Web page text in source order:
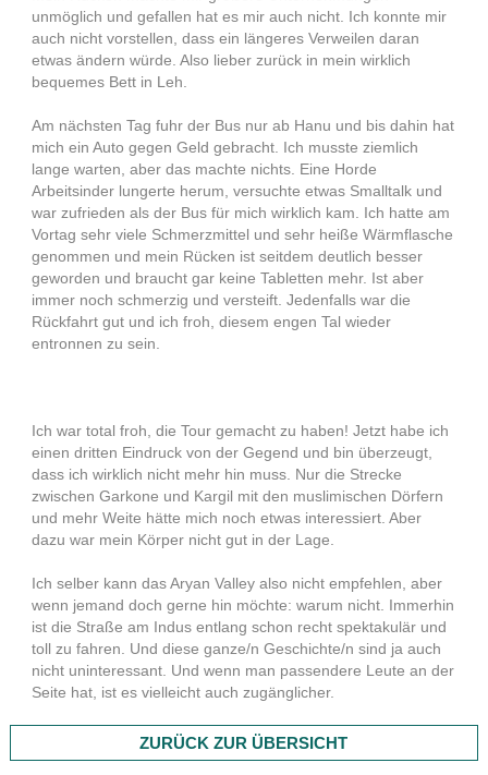
unmöglich und gefallen hat es mir auch nicht. Ich konnte mir
auch nicht vorstellen, dass ein längeres Verweilen daran
etwas ändern würde. Also lieber zurück in mein wirklich
bequemes Bett in Leh.
Am nächsten Tag fuhr der Bus nur ab Hanu und bis dahin hat
mich ein Auto gegen Geld gebracht. Ich musste ziemlich
lange warten, aber das machte nichts. Eine Horde
Arbeitsinder lungerte herum, versuchte etwas Smalltalk und
war zufrieden als der Bus für mich wirklich kam. Ich hatte am
Vortag sehr viele Schmerzmittel und sehr heiße Wärmflasche
genommen und mein Rücken ist seitdem deutlich besser
geworden und braucht gar keine Tabletten mehr. Ist aber
immer noch schmerzig und versteift. Jedenfalls war die
Rückfahrt gut und ich froh, diesem engen Tal wieder
entronnen zu sein.
Ich war total froh, die Tour gemacht zu haben! Jetzt habe ich
einen dritten Eindruck von der Gegend und bin überzeugt,
dass ich wirklich nicht mehr hin muss. Nur die Strecke
zwischen Garkone und Kargil mit den muslimischen Dörfern
und mehr Weite hätte mich noch etwas interessiert. Aber
dazu war mein Körper nicht gut in der Lage.
Ich selber kann das Aryan Valley also nicht empfehlen, aber
wenn jemand doch gerne hin möchte: warum nicht. Immerhin
ist die Straße am Indus entlang schon recht spektakulär und
toll zu fahren. Und diese ganze/n Geschichte/n sind ja auch
nicht uninteressant. Und wenn man passendere Leute an der
Seite hat, ist es vielleicht auch zugänglicher.
ZURÜCK ZUR ÜBERSICHT